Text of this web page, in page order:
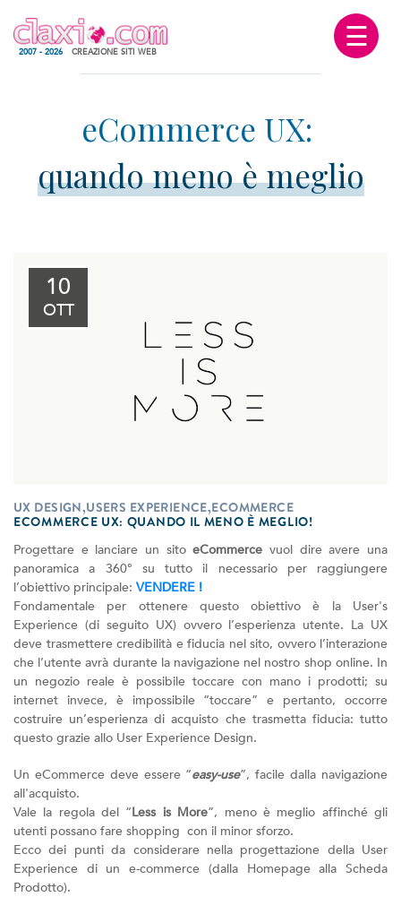
2007 - 2026 CREAZIONE SITI WEB ☰
quando meno è meglio
10
OTT
UX DESIGN,USERS EXPERIENCE,ECOMMERCE
ECOMMERCE UX: QUANDO IL MENO È MEGLIO!
Progettare e lanciare un sitoeCommerce vuol dire avere una
panoramica a 360° su tutto il necessario per raggiungere
l’obiettivo principale: VENDERE !
Fondamentale per ottenere questo obiettivo è la User's
Experience (di seguito UX) ovvero l’esperienza utente. La UX
deve trasmettere credibilità e fiducia nel sito, ovvero l’interazione
che l’utente avrà durante la navigazione nel nostro shop online. In
un negozio reale è possibile toccare con mano i prodotti; su
internet invece, è impossibile “toccare” e pertanto, occorre
costruire un’esperienza di acquisto che trasmetta fiducia: tutto
questo grazie allo User Experience Design.
Un eCommerce deve essere “easy-use”, facile dalla navigazione
all'acquisto.
Vale la regola del “Less is More”, meno è meglio affinché gli
utenti possano fare shopping con il minor sforzo.
Ecco dei punti da considerare nella progettazione della User
Experience di un e-commerce (dalla Homepage alla Scheda
Prodotto).